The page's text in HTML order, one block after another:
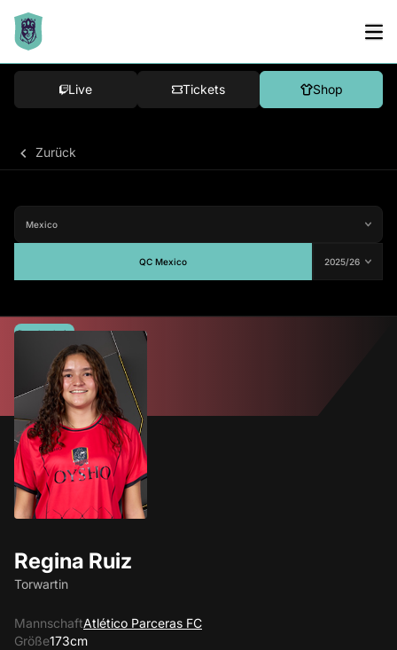
Live Tickets Shop
Zurück
QC Mexico
Regina Ruiz
Torwartin
MannschaftAtlético Parceras FC
Größe173cm
Durchschnitt